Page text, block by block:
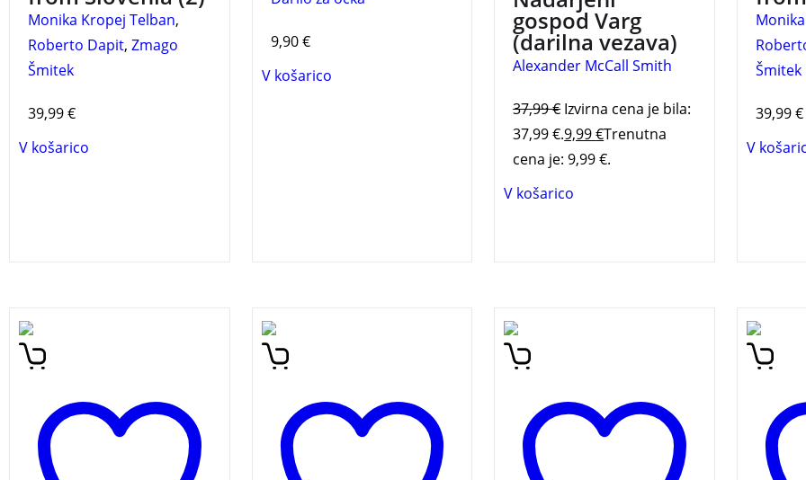
Monika Kropej Telban,
Roberto Dapit, Zmago
Šmitek
39,99€
V košarico
9,90€
V košarico
gospod Varg
(darilna vezava)
Alexander McCall Smith
37,99€ Izvirna cena je bila:
37,99 €.9,99€Trenutna
cena je: 9,99 €.
V košarico
Šmitek
39,99€
V
ZAKLADNICA SLOVENSKIH
PRIPOVEDI:
zgodb iz prvih sedmih
knjig istoimenske zbirke.
101 IZBRANA ZGODBA
ZAKLADNICA SLOVENSKIH
Gergely Galler, triindvajset
let, se zaposli v lokalni
zadovoljen z življenjem. Ob
prihodu v službo ima
telefon in takoj nato srce v
hlačah, sluti preteklost.
Kri bo maščevana s krvjo.
Velika Shakespearova
najboljših kriminalk.
Novi